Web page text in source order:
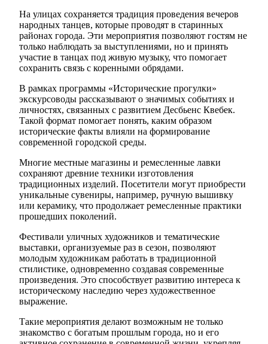
На улицах сохраняется традиция проведения вечеров
народных танцев, которые проводят в старинных
районах города. Эти мероприятия позволяют гостям не
только наблюдать за выступлениями, но и принять
участие в танцах под живую музыку, что помогает
сохранить связь с коренными обрядами.
В рамках программы «Исторические прогулки»
экскурсоводы рассказывают о значимых событиях и
личностях, связанных с развитием Десбьенс Квебек.
Такой формат помогает понять, каким образом
исторические факты влияли на формирование
современной городской среды.
Многие местные магазины и ремесленные лавки
сохраняют древние техники изготовления
традиционных изделий. Посетители могут приобрести
уникальные сувениры, например, ручную вышивку
или керамику, что продолжает ремесленные практики
прошедших поколений.
Фестивали уличных художников и тематические
выставки, организуемые раз в сезон, позволяют
молодым художникам работать в традиционной
стилистике, одновременно создавая современные
произведения. Это способствует развитию интереса к
историческому наследию через художественное
выражение.
Такие мероприятия делают возможным не только
знакомство с богатым прошлым города, но и его